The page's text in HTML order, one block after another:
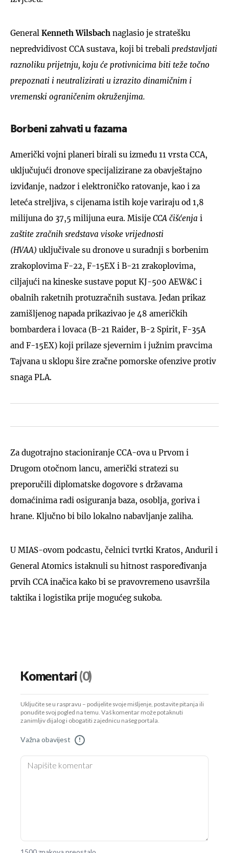
General Kenneth Wilsbach naglasio je stratešku
nepredvidivost CCA sustava, koji bi trebali predstavljati
raznoliku prijetnju, koju će protivnicima biti teže točno
prepoznati i neutralizirati u izrazito dinamičnim i
vremenski ograničenim okruženjima.
Borbeni zahvati u fazama
Američki vojni planeri birali su između 11 vrsta CCA,
uključujući dronove specijalizirane za obavještajno
izviđanje, nadzor i elektroničko ratovanje, kao i za
leteća streljiva, s cijenama istih koje variraju od 1,8
milijuna do 37,5 milijuna eura. Misije CCA čišćenja i
zaštite zračnih sredstava visoke vrijednosti
(HVAA) uključivale su dronove u suradnji s borbenim
zrakoplovima F-22, F-15EX i B-21 zrakoplovima,
ciljajući na kineske sustave poput KJ-500 AEW&C i
obalnih raketnih protuzračnih sustava. Jedan prikaz
zamišljenog napada prikazivao je 48 američkih
bombardera i lovaca (B-21 Raider, B-2 Spirit, F-35A
and F-15EX) koji prilaze sjevernim i južnim pravcima
Tajvana u sklopu šire zračne pomorske ofenzive protiv
snaga PLA.
Za dugotrajno stacioniranje CCA-ova u Prvom i
Drugom otočnom lancu, američki stratezi su
preporučili diplomatske dogovore s državama
domaćinima radi osiguranja baza, osoblja, goriva i
hrane. Ključno bi bilo lokalno nabavljanje zaliha.
U MIAS-ovom podcastu, čelnici tvrtki Kratos, Anduril i
General Atomics istaknuli su hitnost raspoređivanja
prvih CCA inačica kako bi se pravovremeno usavršila
taktika i logistika prije mogućeg sukoba.
Komentari(0)
Uključite se u raspravu – podijelite svoje mišljenje, postavite pitanja ili
ponudite svoj pogled na temu. Vaš komentar može potaknuti
zanimljiv dijalog i obogatiti zajednicu našeg portala.
Važna obavijest !